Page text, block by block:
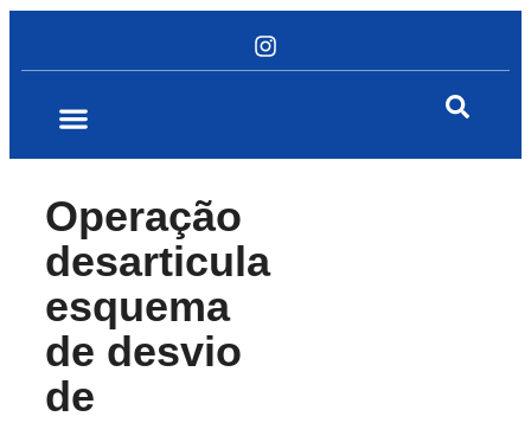
Operação
desarticula
esquema
de desvio
de